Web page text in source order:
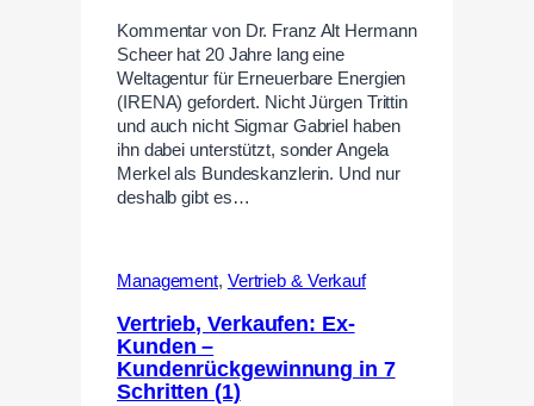
Kommentar von Dr. Franz Alt Hermann
Scheer hat 20 Jahre lang eine
Weltagentur für Erneuerbare Energien
(IRENA) gefordert. Nicht Jürgen Trittin
und auch nicht Sigmar Gabriel haben
ihn dabei unterstützt, sonder Angela
Merkel als Bundeskanzlerin. Und nur
deshalb gibt es…
Management, Vertrieb & Verkauf
Vertrieb, Verkaufen: Ex-
Kunden –
Kundenrückgewinnung in 7
Schritten (1)